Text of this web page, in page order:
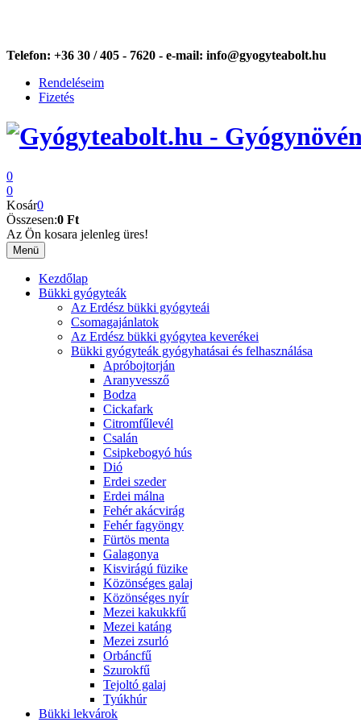
Telefon: +36 30 / 405 - 7620 - e-mail: info@gyogyteabolt.hu
Rendeléseim
Fizetés
0
0
Kosár0
Összesen:0 Ft
Az Ön kosara jelenleg üres!
Menü
Kezdőlap
Bükki gyógyteák
Az Erdész bükki gyógyteái
Csomagajánlatok
Az Erdész bükki gyógytea keverékei
Bükki gyógyteák gyógyhatásai és felhasználása
Apróbojtorján
Aranyvessző
Bodza
Cickafark
Citromfűlevél
Csalán
Csipkebogyó hús
Dió
Erdei szeder
Erdei málna
Fehér akácvirág
Fehér fagyöngy
Fürtös menta
Galagonya
Kisvirágú füzike
Közönséges galaj
Közönséges nyír
Mezei kakukkfű
Mezei katáng
Mezei zsurló
Orbáncfű
Szurokfű
Tejoltó galaj
Tyúkhúr
Bükki lekvárok